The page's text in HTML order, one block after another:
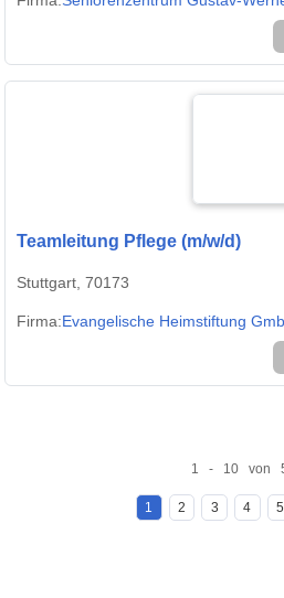
Teamleitung Pflege (m/w/d)
Stuttgart, 70173
Firma:Evangelische Heimstiftung
1 - 10 von
1 2 3 4 5